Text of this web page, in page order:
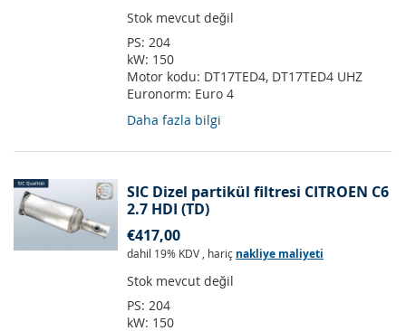
Stok mevcut değil
PS: 204
kW: 150
Motor kodu: DT17TED4, DT17TED4 UHZ
Euronorm: Euro 4
Daha fazla bilgi
SIC Dizel partikül filtresi CITROEN C6
2.7 HDI (TD)
€417,00
dahil 19% KDV , hariç nakliye maliyeti
Stok mevcut değil
PS: 204
kW: 150